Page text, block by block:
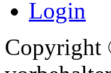
Login
Copyright